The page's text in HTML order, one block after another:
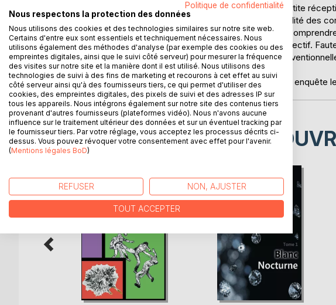
Pour fêter une bonne nouvelle, Léo Talon organise une petite
les réjouissances connaissent un insolite épilogue : la totalité des
Son petit ami faisant partie des victimes, Inès cherche à
rapidement, est identifié comme un empoisonnement collectif.
caractère bien trempé, doit emprunter des voies peu
Djwenisz, un homme de main polonais peu scrupuleux.
L’improbable duo parviendra-t-il à ses fins ? Jusqu’où son enquête
D’AUTRES TITRES À
Politique de confidentialité
Nous respectons la protection des données
Nous utilisons des cookies et des technologies similaires sur notre site web.
Certains d'entre eux sont essentiels et techniquement nécessaires. Nous
utilisons également des méthodes d'analyse (par exemple des cookies ou des
empreintes digitales, ainsi que le suivi côté serveur) pour mesurer la fréquence
des visites sur notre site et la manière dont il est utilisé. Nous utilisons des
technologies de suivi à des fins de marketing et recourons à cet effet au suivi
côté serveur ainsi qu'à des fournisseurs tiers, ce qui permet d'utiliser des
cookies, des empreintes digitales, des pixels de suivi et des adresses IP sur
tous les appareils. Nous intégrons également sur notre site des contenus tiers
provenant d'autres fournisseurs (plateformes vidéo). Nous n'avons aucune
influence sur le traitement ultérieur des données et sur un éventuel tracking par
le fournisseur tiers. Par votre réglage, vous acceptez les processus décrits ci-
dessus. Vous pouvez révoquer votre consentement avec effet pour l'avenir.
(Mentions légales BoD)
REFUSER NON, AJUSTER
TOUT ACCEPTER